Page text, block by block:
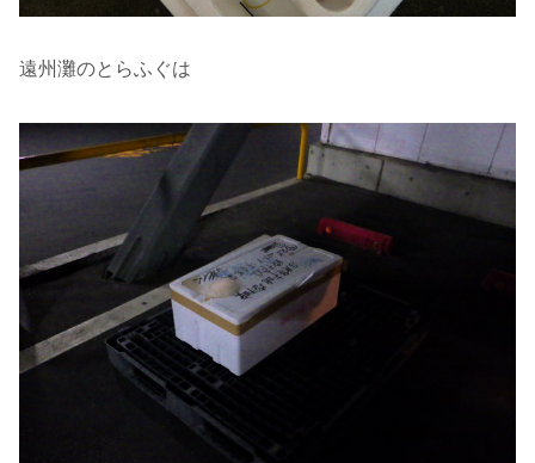
遠州灘のとらふぐは